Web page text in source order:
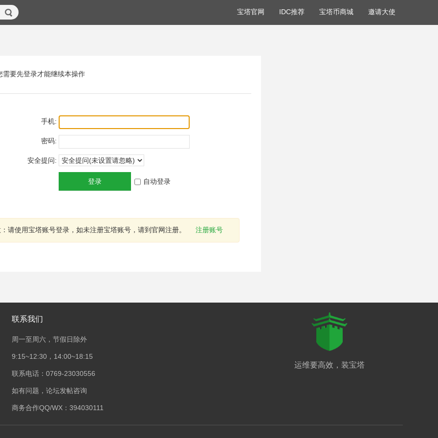
宝塔官网 IDC推荐 宝塔币商城 邀请大使
需要先登录才能继续本操作
手机:
密码:
安全提问:
登录 自动登录
请使用宝塔账号登录，如未注册宝塔账号，请到官网注册。 注册账号
联系我们
周一至周六，节假日除外
9:15~12:30，14:00~18:15
联系电话：0769-23030556
如有问题，论坛发帖咨询
商务合作QQ/WX：394030111
运维要高效，装宝塔